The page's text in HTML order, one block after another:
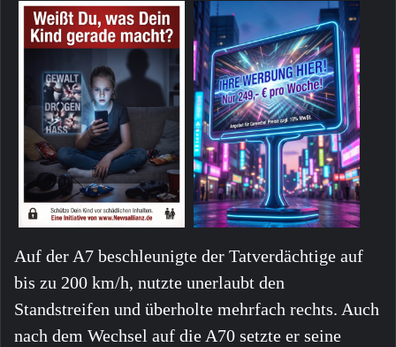
Auf der A7 beschleunigte der Tatverdächtige auf
bis zu 200 km/h, nutzte unerlaubt den
Standstreifen und überholte mehrfach rechts. Auch
nach dem Wechsel auf die A70 setzte er seine